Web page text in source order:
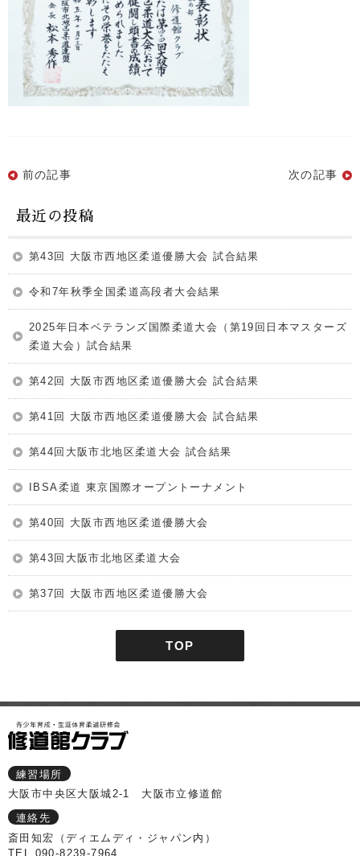
前の記事 次の記事
最近の投稿
第43回 大阪市西地区柔道優勝大会 試合結果
令和7年秋季全国柔道高段者大会結果
2025年日本ベテランズ国際柔道大会（第19回日本マスターズ
柔道大会）試合結果
第42回 大阪市西地区柔道優勝大会 試合結果
第41回 大阪市西地区柔道優勝大会 試合結果
第44回大阪市北地区柔道大会 試合結果
IBSA柔道 東京国際オープントーナメント
第40回 大阪市西地区柔道優勝大会
第43回大阪市北地区柔道大会
第37回 大阪市西地区柔道優勝大会
TOP
練習場所
大阪市中央区大阪城2-1 大阪市立修道館
連絡先
斎田知宏（ディエムディ・ジャパン内）
TEL 090-8239-7964